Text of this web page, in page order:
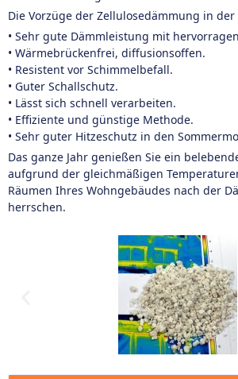
Die Vorzüge der Zellulosedämmung in
• Sehr gute Dämmleistung mit
• Wärmebrückenfrei, diffusionsoffen.
• Resistent vor Schimmelbefall.
• Guter Schallschutz.
• Lässt sich schnell verarbeiten.
• Effiziente und günstige Methode.
• Sehr guter Hitzeschutz in den
Das ganze Jahr genießen Sie ein
aufgrund der gleichmäßigen
Räumen Ihres Wohngebäudes nach der
herrschen.